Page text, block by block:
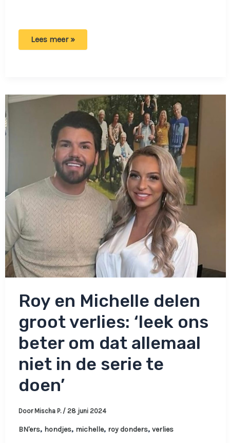
Vervelende
‘Wij
doorheen
Lees meer »
Roy en Michelle delen
groot verlies: ‘leek ons
beter om dat allemaal
niet in de serie te
doen’
Door Mischa P. / 28 juni 2024
BN'ers, hondjes, michelle, roy donders, verlies